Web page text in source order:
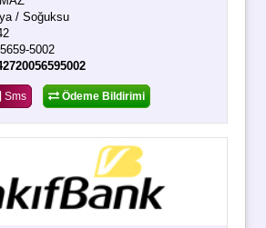
/ Soğuksu
5002
Sms Ödeme Bildirimi